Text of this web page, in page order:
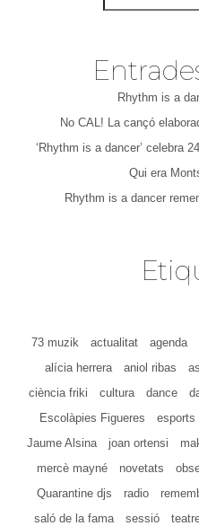
Rhythm is a
No CAL! La cançó
‘Rhythm is a dancer’ celebra
Qui era
Rhythm is a dancer
73 muzik actualitat agenda
alícia herrera
aniol ribas
ciència friki
cultura dance
Escolàpies Figueres
esports
Jaume Alsina
joan ortensi
mercè mayné
novetats
Quarantine djs
radio
saló de la fama
sessió